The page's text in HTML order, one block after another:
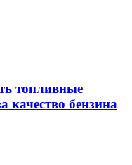
топливные
качество бензина